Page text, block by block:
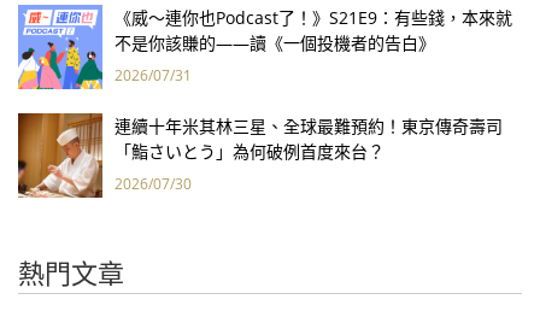
《威～連你也Podcast了！》S21E9：有些錢，本來就
不是你該賺的——讀《一個投機者的告白》
2026/07/31
連續十年米其林三星、全球最難預約！東京傳奇壽司
「鮨さいとう」為何破例首度來台？
2026/07/30
熱門文章